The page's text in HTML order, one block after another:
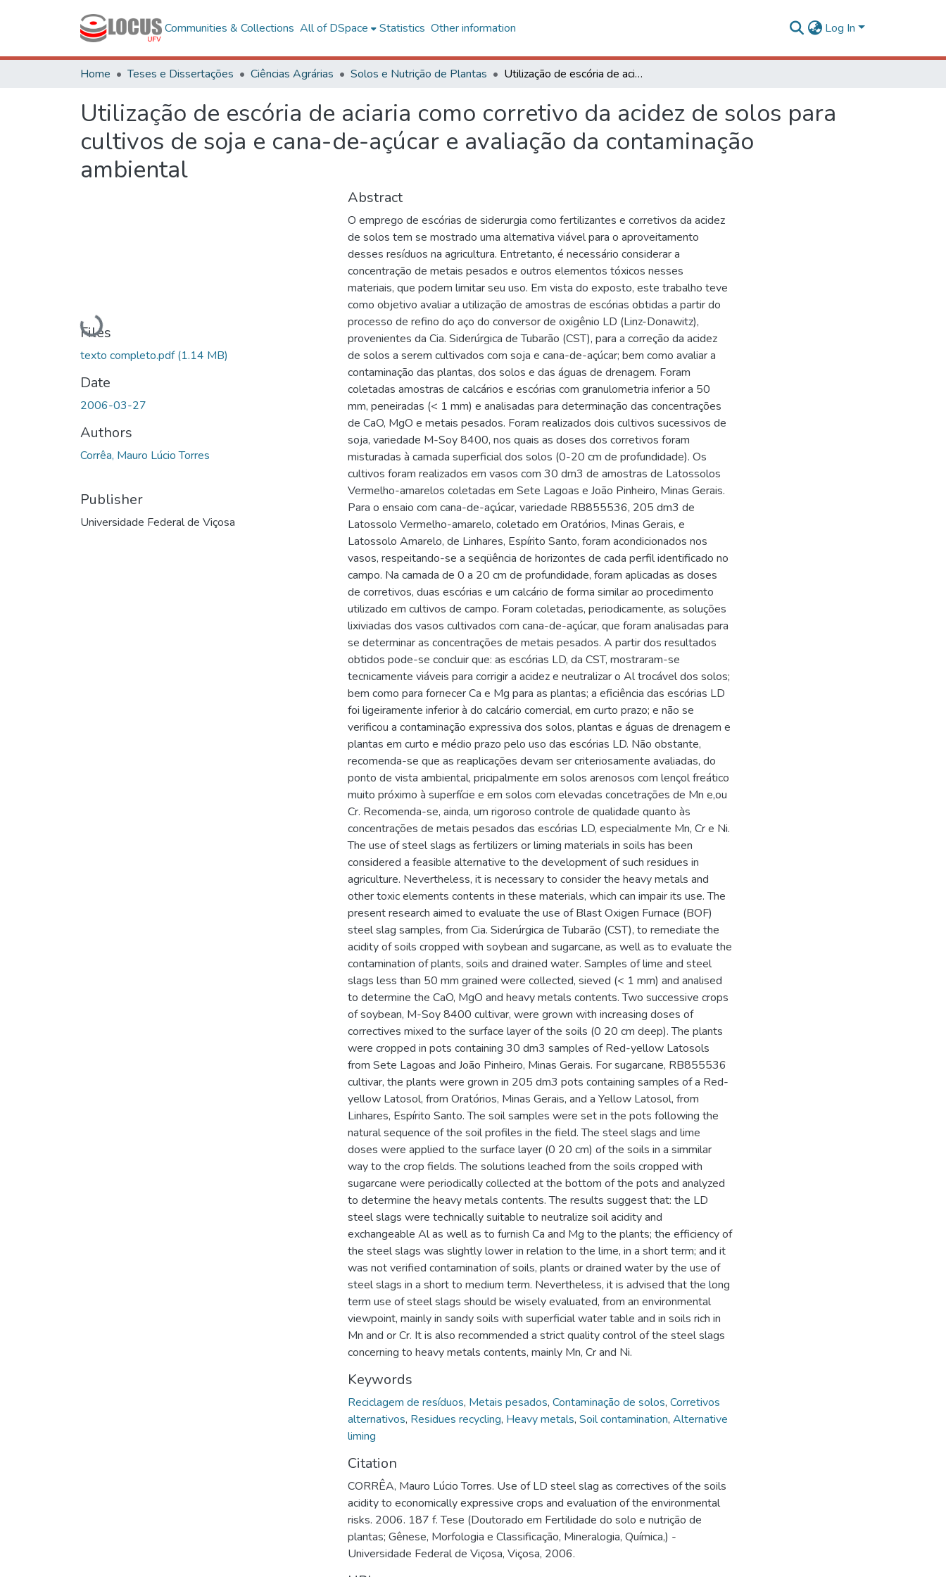
Communities & Collections All of DSpace Statistics Other information Log In
Home Teses e Dissertações Ciências Agrárias Solos e Nutrição de Plantas Utilização de escória de aciaria como corretivo da acidez de solos para cultivos de soja e cana-de-açúcar e avaliação da contaminação ambiental
Utilização de escória de aciaria como corretivo da acidez de solos para
cultivos de soja e cana-de-açúcar e avaliação da contaminação
ambiental
Loading...
Files
texto completo.pdf(1.14 MB)
Date
2006-03-27
Authors
Corrêa, Mauro Lúcio Torres
Publisher
Universidade Federal de Viçosa
Abstract
O emprego de escórias de siderurgia como fertilizantes e corretivos da acidez
de solos tem se mostrado uma alternativa viável para o aproveitamento
desses resíduos na agricultura. Entretanto, é necessário considerar a
concentração de metais pesados e outros elementos tóxicos nesses
materiais, que podem limitar seu uso. Em vista do exposto, este trabalho teve
como objetivo avaliar a utilização de amostras de escórias obtidas a partir do
processo de refino do aço do conversor de oxigênio LD (Linz-Donawitz),
provenientes da Cia. Siderúrgica de Tubarão (CST), para a correção da acidez
de solos a serem cultivados com soja e cana-de-açúcar; bem como avaliar a
contaminação das plantas, dos solos e das águas de drenagem. Foram
coletadas amostras de calcários e escórias com granulometria inferior a 50
mm, peneiradas (< 1 mm) e analisadas para determinação das concentrações
de CaO, MgO e metais pesados. Foram realizados dois cultivos sucessivos de
soja, variedade M-Soy 8400, nos quais as doses dos corretivos foram
misturadas à camada superficial dos solos (0-20 cm de profundidade). Os
cultivos foram realizados em vasos com 30 dm3 de amostras de Latossolos
Vermelho-amarelos coletadas em Sete Lagoas e João Pinheiro, Minas Gerais.
Para o ensaio com cana-de-açúcar, variedade RB855536, 205 dm3 de
Latossolo Vermelho-amarelo, coletado em Oratórios, Minas Gerais, e
Latossolo Amarelo, de Linhares, Espírito Santo, foram acondicionados nos
vasos, respeitando-se a seqüência de horizontes de cada perfil identificado no
campo. Na camada de 0 a 20 cm de profundidade, foram aplicadas as doses
de corretivos, duas escórias e um calcário de forma similar ao procedimento
utilizado em cultivos de campo. Foram coletadas, periodicamente, as soluções
lixiviadas dos vasos cultivados com cana-de-açúcar, que foram analisadas para
se determinar as concentrações de metais pesados. A partir dos resultados
obtidos pode-se concluir que: as escórias LD, da CST, mostraram-se
tecnicamente viáveis para corrigir a acidez e neutralizar o Al trocável dos solos;
bem como para fornecer Ca e Mg para as plantas; a eficiência das escórias LD
foi ligeiramente inferior à do calcário comercial, em curto prazo; e não se
verificou a contaminação expressiva dos solos, plantas e águas de drenagem e
plantas em curto e médio prazo pelo uso das escórias LD. Não obstante,
recomenda-se que as reaplicações devam ser criteriosamente avaliadas, do
ponto de vista ambiental, pricipalmente em solos arenosos com lençol freático
muito próximo à superfície e em solos com elevadas concetrações de Mn e,ou
Cr. Recomenda-se, ainda, um rigoroso controle de qualidade quanto às
concentrações de metais pesados das escórias LD, especialmente Mn, Cr e Ni.
The use of steel slags as fertilizers or liming materials in soils has been
considered a feasible alternative to the development of such residues in
agriculture. Nevertheless, it is necessary to consider the heavy metals and
other toxic elements contents in these materials, which can impair its use. The
present research aimed to evaluate the use of Blast Oxigen Furnace (BOF)
steel slag samples, from Cia. Siderúrgica de Tubarão (CST), to remediate the
acidity of soils cropped with soybean and sugarcane, as well as to evaluate the
contamination of plants, soils and drained water. Samples of lime and steel
slags less than 50 mm grained were collected, sieved (< 1 mm) and analised
to determine the CaO, MgO and heavy metals contents. Two successive crops
of soybean, M-Soy 8400 cultivar, were grown with increasing doses of
correctives mixed to the surface layer of the soils (0 20 cm deep). The plants
were cropped in pots containing 30 dm3 samples of Red-yellow Latosols
from Sete Lagoas and João Pinheiro, Minas Gerais. For sugarcane, RB855536
cultivar, the plants were grown in 205 dm3 pots containing samples of a Red-
yellow Latosol, from Oratórios, Minas Gerais, and a Yellow Latosol, from
Linhares, Espírito Santo. The soil samples were set in the pots following the
natural sequence of the soil profiles in the field. The steel slags and lime
doses were applied to the surface layer (0 20 cm) of the soils in a simmilar
way to the crop fields. The solutions leached from the soils cropped with
sugarcane were periodically collected at the bottom of the pots and analyzed
to determine the heavy metals contents. The results suggest that: the LD
steel slags were technically suitable to neutralize soil acidity and
exchangeable Al as well as to furnish Ca and Mg to the plants; the efficiency of
the steel slags was slightly lower in relation to the lime, in a short term; and it
was not verified contamination of soils, plants or drained water by the use of
steel slags in a short to medium term. Nevertheless, it is advised that the long
term use of steel slags should be wisely evaluated, from an environmental
viewpoint, mainly in sandy soils with superficial water table and in soils rich in
Mn and or Cr. It is also recommended a strict quality control of the steel slags
concerning to heavy metals contents, mainly Mn, Cr and Ni.
Keywords
Reciclagem de resíduos, Metais pesados, Contaminação de solos, Corretivos
alternativos, Residues recycling, Heavy metals, Soil contamination, Alternative
liming
Citation
CORRÊA, Mauro Lúcio Torres. Use of LD steel slag as correctives of the soils
acidity to economically expressive crops and evaluation of the environmental
risks. 2006. 187 f. Tese (Doutorado em Fertilidade do solo e nutrição de
plantas; Gênese, Morfologia e Classificação, Mineralogia, Química,) -
Universidade Federal de Viçosa, Viçosa, 2006.